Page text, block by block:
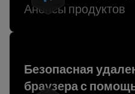
Анонсы продуктов
Безопасная
браузера с